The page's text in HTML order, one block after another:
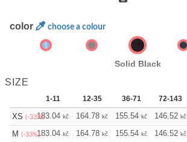
color choose a colour
Solid Black
SIZE
1-11 12-35 36-71 72-143
XS (-33%)183.04 kč 164.78 kč 155.54 kč 146.52 kč
M (-33%)183.04 kč 164.78 kč 155.54 kč 146.52 kč